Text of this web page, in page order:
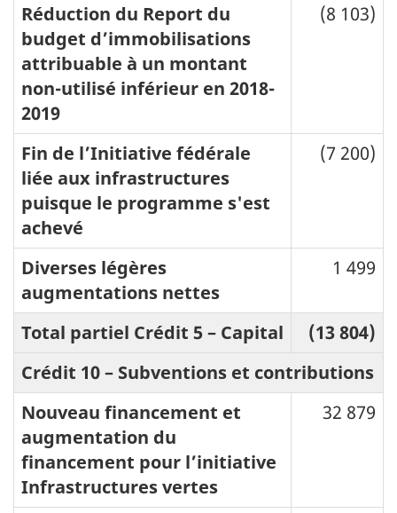
Réduction du Report du
budget d’immobilisations
attribuable à un montant
non-utilisé inférieur en 2018-
2019
(8 103)
Fin de l’Initiative fédérale
liée aux infrastructures
puisque le programme s'est
achevé
(7 200)
Diverses légères
augmentations nettes
1 499
Total partiel Crédit 5 – Capital
(13 804)
Crédit 10 – Subventions et contributions
Nouveau financement et
augmentation du
financement pour l’initiative
Infrastructures vertes
32 879